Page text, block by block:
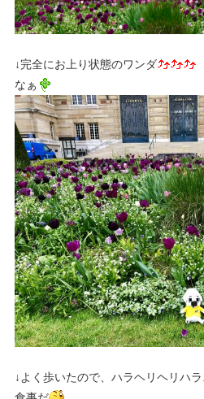
↓完全にお上り状態のワンダ
なぁ
↓よく歩いたので、ハラヘリヘリハラ